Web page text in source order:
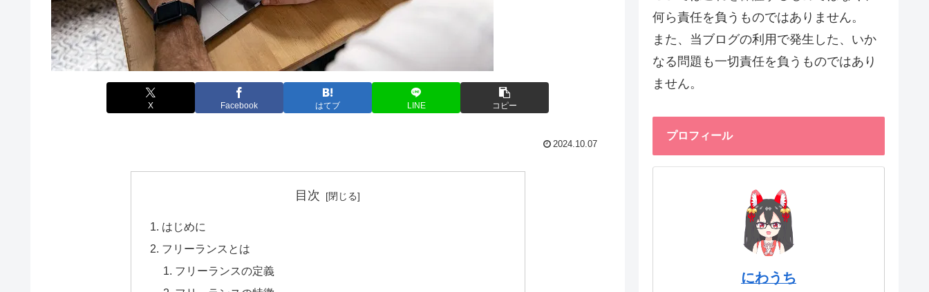
X Facebook はてブ LINE コピー
2024.10.07
目次
はじめに
フリーランスとは
フリーランスの定義
何ら責任を負うものではありません。
また、当ブログの利用で発生した、いか
なる問題も一切責任を負うものではあり
ません。
プロフィール
にわうち